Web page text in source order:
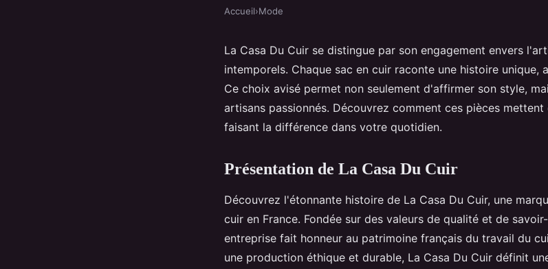
Les sacs en cuir qui font la différence
chez la casa du cuir
Accueil›Mode
La Casa Du Cuir se distingue par son engagement envers
intemporels. Chaque sac en cuir raconte une histoire unique,
Ce choix avisé permet non seulement d'affirmer son style,
artisans passionnés. Découvrez comment ces pièces
faisant la différence dans votre quotidien.
Présentation de La Casa Du Cuir
Découvrez l'étonnante histoire de La Casa Du Cuir, une
cuir en France. Fondée sur des valeurs de qualité et de
entreprise fait honneur au patrimoine français du travail du
une production éthique et durable, La Casa Du Cuir définit